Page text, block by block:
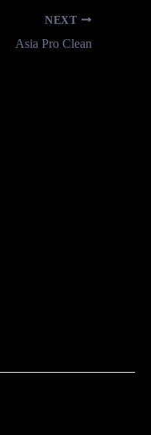
NEXT
Asia Pro Clean